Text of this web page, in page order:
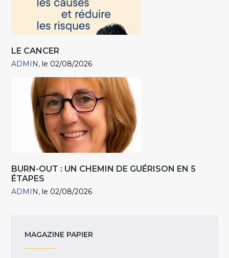
LE CANCER
ADMIN le 02/08/2026
BURN-OUT : UN CHEMIN DE GUÉRISON EN 5
ÉTAPES
ADMIN le 02/08/2026
MAGAZINE PAPIER